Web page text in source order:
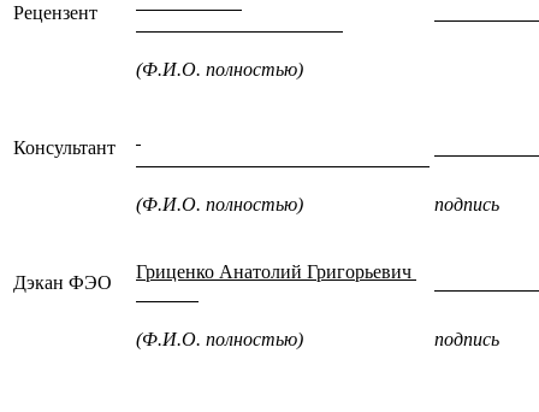
Рецензент
(Ф.И.О. полностью)
Консультант
(Ф.И.О. полностью) подпись
Дэкан ФЭО
Гриценко Анатолий Григорьевич
(Ф.И.О. полностью) подпись